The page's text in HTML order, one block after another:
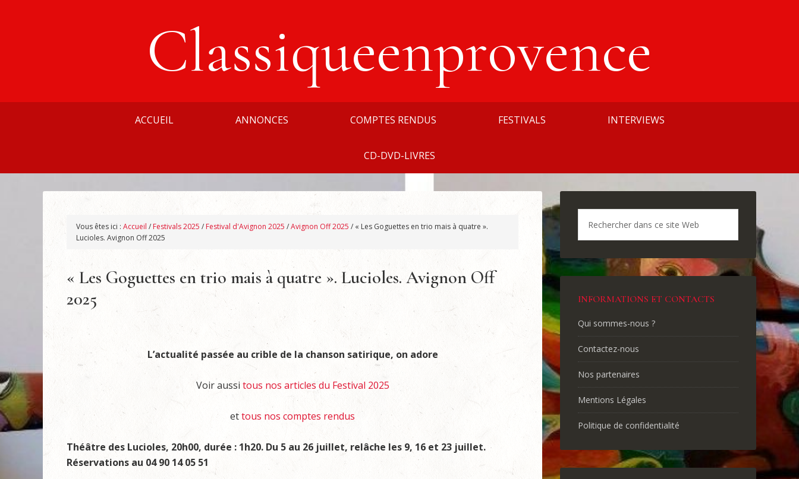
Classiqueenprovence
ACCUEIL ANNONCES COMPTES RENDUS FESTIVALS INTERVIEWS
CD-DVD-LIVRES
Vous êtes ici : Accueil / Festivals 2025 / Festival d'Avignon 2025 /Avignon Off 2025 / « Les Goguettes en trio mais à quatre ».
Lucioles. Avignon Off 2025
« Les Goguettes en trio mais à quatre ». Lucioles. Avignon Off
2025
L’actualité passée au crible de la chanson satirique, on adore
Voir aussitous nos articles du Festival 2025
ettous nos comptes rendus
Théâtre des Lucioles, 20h00, durée : 1h20. Du 5 au 26 juillet, relâche les 9, 16 et 23 juillet.
Réservations au 04 90 14 05 51
INFORMATIONS ET CONTACTS
Qui sommes-nous ?
Contactez-nous
Nos partenaires
Mentions Légales
Politique de confidentialité